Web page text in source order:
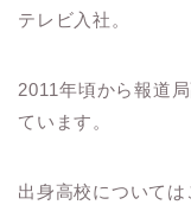
テレビ入社。
2011年頃から報道
ています。
出身高校について